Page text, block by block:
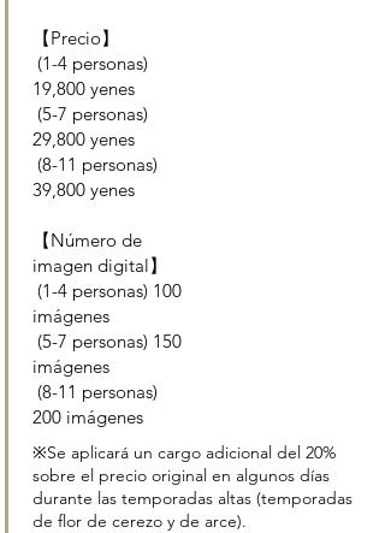
【Precio】
(1-4 personas)
19,800 yenes
(5-7 personas)
29,800 yenes
(8-11 personas)
39,800 yenes
【Número de
imagen digital】
(1-4 personas) 100
imágenes
(5-7 personas) 150
imágenes
(8-11 personas)
200 imágenes
※Se aplicará un cargo adicional del 20%
sobre el precio original en algunos días
durante las temporadas altas (temporadas
de flor de cerezo y de arce).